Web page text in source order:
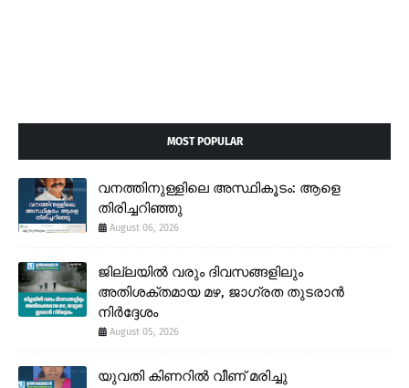
MOST POPULAR
വനത്തിനുള്ളിലെ അസ്ഥികൂടം: ആളെ
തിരിച്ചറിഞ്ഞു
August 06, 2026
ജില്ലയിൽ വരും ദിവസങ്ങളിലും
അതിശക്തമായ മഴ, ജാഗ്രത തുടരാൻ
നിർദ്ദേശം
August 05, 2026
യുവതി കിണറിൽ വീണ് മരിച്ചു